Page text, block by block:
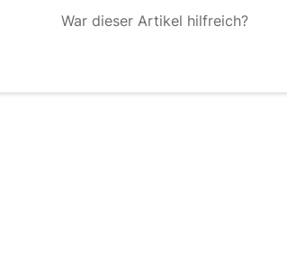
War dieser Artikel hilfreich?